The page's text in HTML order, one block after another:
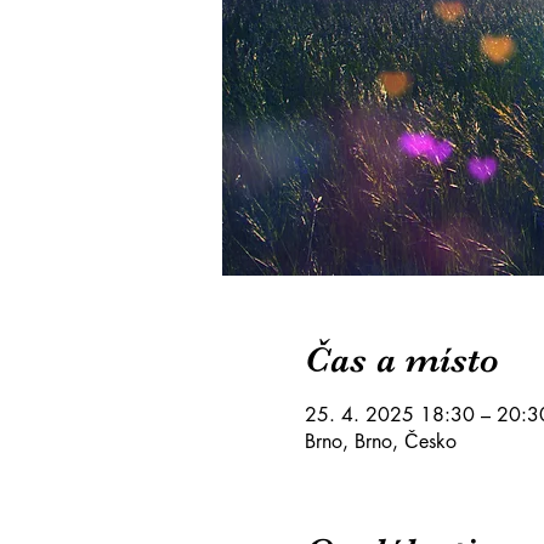
Čas a místo
25. 4. 2025 18:30 –
Brno, Brno, Česko